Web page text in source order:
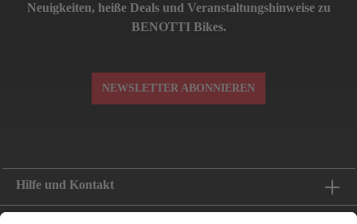
Neuigkeiten, heiße Deals und Veranstaltungshinweise zu
BENOTTI Bikes.
NEWSLETTER ABONNIEREN
Hilfe und Kontakt